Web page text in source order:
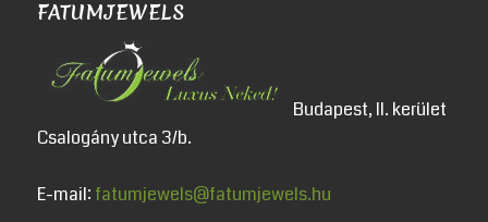
FATUMJEWELS
Budapest, II. kerület
Csalogány utca 3/b.
E-mail: fatumjewels@fatumjewels.hu